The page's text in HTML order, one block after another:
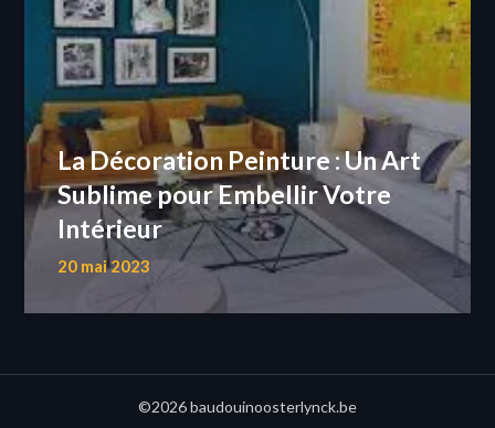
La Décoration Peinture : Un Art
Sublime pour Embellir Votre
Intérieur
20 mai 2023
©2026 baudouinoosterlynck.be